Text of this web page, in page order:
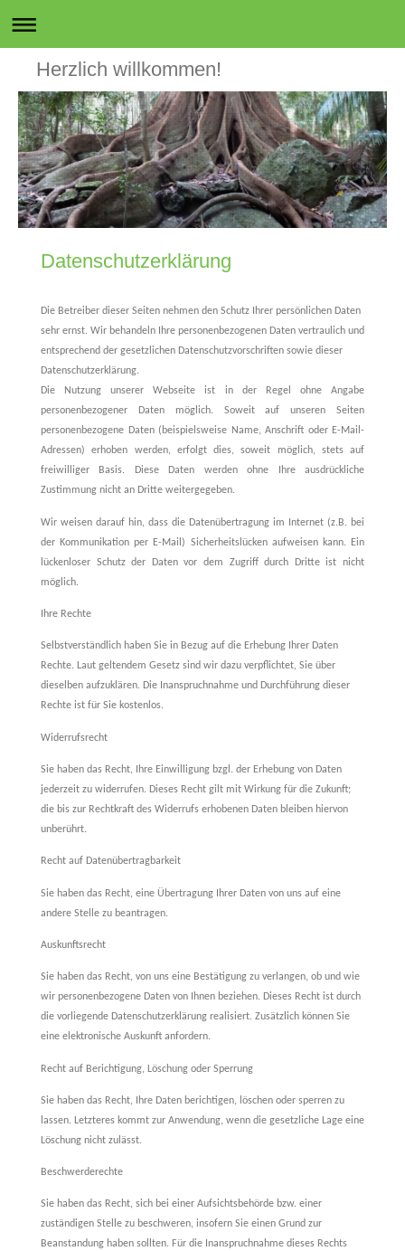
Herzlich willkommen!
Datenschutzerklärung
Die Betreiber dieser Seiten nehmen den Schutz Ihrer persönlichen Daten
sehr ernst. Wir behandeln Ihre personenbezogenen Daten vertraulich und
entsprechend der gesetzlichen Datenschutzvorschriften sowie dieser
Datenschutzerklärung.
Die Nutzung unserer Webseite ist in der Regel ohne Angabe
personenbezogener Daten möglich. Soweit auf unseren Seiten
personenbezogene Daten (beispielsweise Name, Anschrift oder E-Mail-
Adressen) erhoben werden, erfolgt dies, soweit möglich, stets auf
freiwilliger Basis. Diese Daten werden ohne Ihre ausdrückliche
Zustimmung nicht an Dritte weitergegeben.
Wir weisen darauf hin, dass die Datenübertragung im Internet (z.B. bei
der Kommunikation per E-Mail) Sicherheitslücken aufweisen kann. Ein
lückenloser Schutz der Daten vor dem Zugriff durch Dritte ist nicht
möglich.
Ihre Rechte
Selbstverständlich haben Sie in Bezug auf die Erhebung Ihrer Daten
Rechte. Laut geltendem Gesetz sind wir dazu verpflichtet, Sie über
dieselben aufzuklären. Die Inanspruchnahme und Durchführung dieser
Rechte ist für Sie kostenlos.
Widerrufsrecht
Sie haben das Recht, Ihre Einwilligung bzgl. der Erhebung von Daten
jederzeit zu widerrufen. Dieses Recht gilt mit Wirkung für die Zukunft;
die bis zur Rechtkraft des Widerrufs erhobenen Daten bleiben hiervon
unberührt.
Recht auf Datenübertragbarkeit
Sie haben das Recht, eine Übertragung Ihrer Daten von uns auf eine
andere Stelle zu beantragen.
Auskunftsrecht
Sie haben das Recht, von uns eine Bestätigung zu verlangen, ob und wie
wir personenbezogene Daten von Ihnen beziehen. Dieses Recht ist durch
die vorliegende Datenschutzerklärung realisiert. Zusätzlich können Sie
eine elektronische Auskunft anfordern.
Recht auf Berichtigung, Löschung oder Sperrung
Sie haben das Recht, Ihre Daten berichtigen, löschen oder sperren zu
lassen. Letzteres kommt zur Anwendung, wenn die gesetzliche Lage eine
Löschung nicht zulässt.
Beschwerderechte
Sie haben das Recht, sich bei einer Aufsichtsbehörde bzw. einer
zuständigen Stelle zu beschweren, insofern Sie einen Grund zur
Beanstandung haben sollten. Für die Inanspruchnahme dieses Rechts